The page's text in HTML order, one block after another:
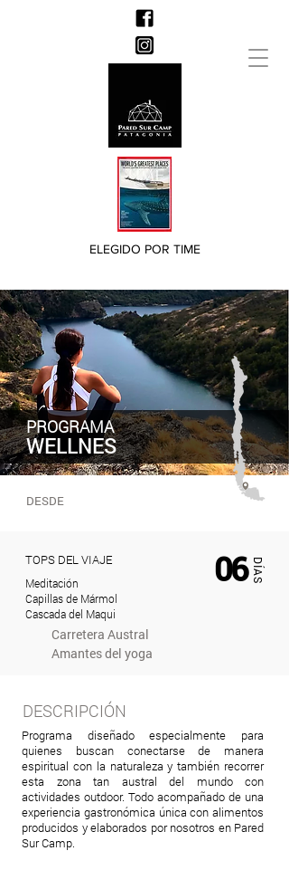
ELEGIDO POR TIME
PROGRAMA
WELLNES
DESDE
TOPS DEL VIAJE DÍAS
06
Meditación
Capillas de Mármol
Cascada del Maqui
Carretera Austral
Amantes del yoga
DESCRIPCIÓN
Programa diseñado especialmente para
quienes buscan conectarse de manera
espiritual con la naturaleza y también recorrer
esta zona tan austral del mundo con
actividades outdoor. Todo acompañado de una
experiencia gastronómica única con alimentos
producidos y elaborados por nosotros en Pared
Sur Camp.